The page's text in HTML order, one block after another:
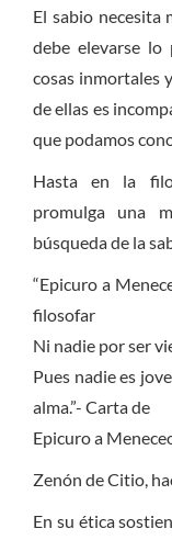
El sabio necesita
debe elevarse lo
cosas inmortales
de ellas es
que podamos
Hasta en la
promulga una
búsqueda de la
“Epicuro a
filosofar
Ni nadie por ser
Pues nadie es
alma.”- Carta de
Epicuro a
Zenón de Citio,
En su ética